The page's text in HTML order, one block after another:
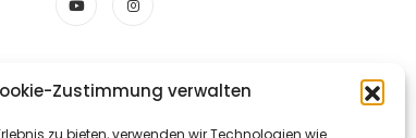
Zustimmung verwalten
zu bieten, verwenden wir Technologien wie